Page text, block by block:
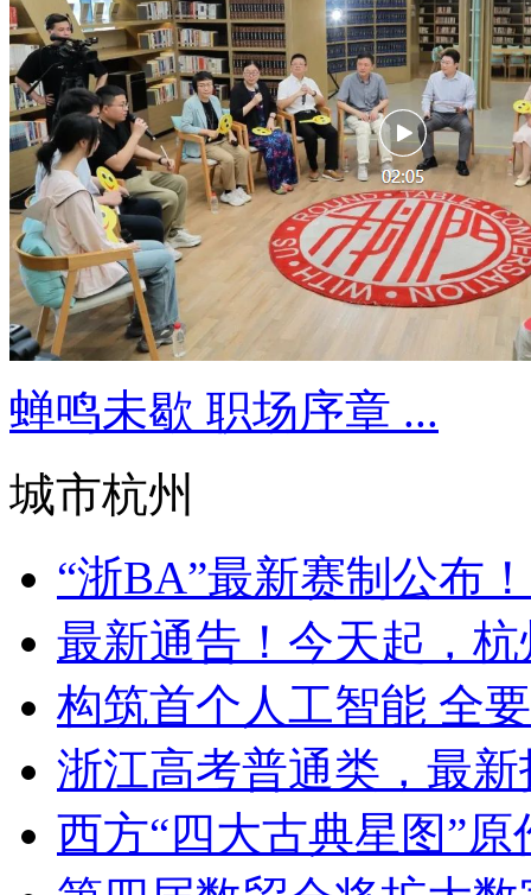
蝉鸣未歇 职场序章 ...
城市杭州
“浙BA”最新赛制公布！
最新通告！今天起，
构筑首个人工智能 全
浙江高考普通类，最
西方“四大古典星图”